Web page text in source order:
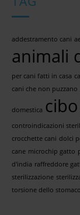
addestramento cani
animali
per cani fatti in casa
cani che non puzzano
domestica
controindicazioni
crocchette cani dolci
cane microchip gatto
d'india raffreddore
sterilizzazione
torsione dello stomaco